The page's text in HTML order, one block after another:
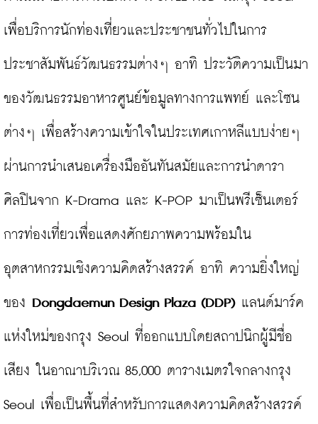
เพื่อบริการนักท่องเที่ยวและประชาชนทั่วไปในการ
ประชาสัมพันธ์วัฒนธรรมต่างๆ อาทิ ประวัติความเป็นมา
ของวัฒนธรรมอาหารศูนย์ข้อมูลทางการแพทย์ และโซน
ต่างๆ เพื่อสร้างความเข้าใจในประเทศเกาหลีแบบง่ายๆ
ผ่านการนำเสนอเครื่องมืออันทันสมัยและการนำดารา
ศิลปินจาก K-Drama และ K-POP มาเป็นพรีเซ็นเตอร์
การท่องเที่ยวเพื่อแสดงศักยภาพความพร้อมใน
อุตสาหกรรมเชิงความคิดสร้างสรรค์ อาทิ ความยิ่งใหญ่
ของ Dongdaemun Design Plaza (DDP) แลนด์มาร์ค
แห่งใหม่ของกรุง Seoul ที่ออกแบบโดยสถาปนิกผู้มีชื่อ
เสียง ในอาณาบริเวณ 85,000 ตารางเมตรใจกลางกรุง
Seoul เพื่อเป็นพื้นที่สำหรับการแสดงความคิดสร้างสรรค์